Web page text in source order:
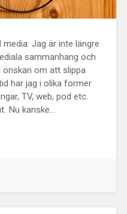
Jag är inte längre
sammanhang och
önskan om att slippa
har jag i olika former
TV, web, pod etc.
Nu kanske...